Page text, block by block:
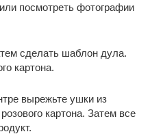
посмотреть фотографии
сделать шаблон дула.
картона.
вырежьте ушки из
картона. Затем все